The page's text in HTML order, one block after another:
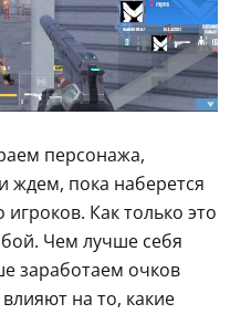
персонажа,
пока наберется
Как только это
Чем лучше себя
заработаем очков
на то, какие